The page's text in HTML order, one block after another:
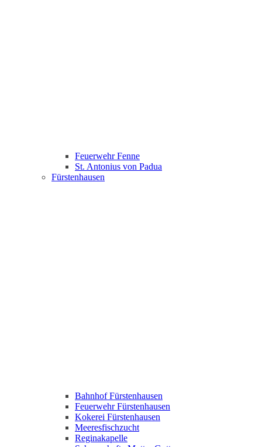
Feuerwehr Fenne
St. Antonius von Padua
Fürstenhausen
Bahnhof Fürstenhausen
Feuerwehr Fürstenhausen
Kokerei Fürstenhausen
Meeresfischzucht
Reginakapelle